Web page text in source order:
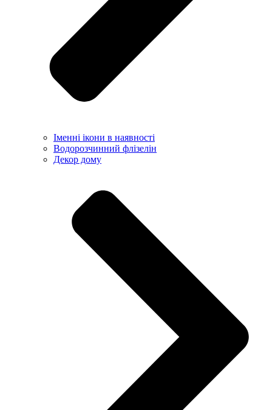
Іменні ікони в наявності
Водорозчинний флізелін
Декор дому